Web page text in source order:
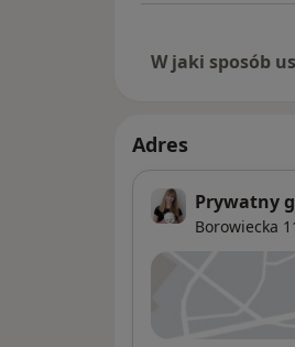
W jaki sposób
Adres
Prywatny
Borowiecka